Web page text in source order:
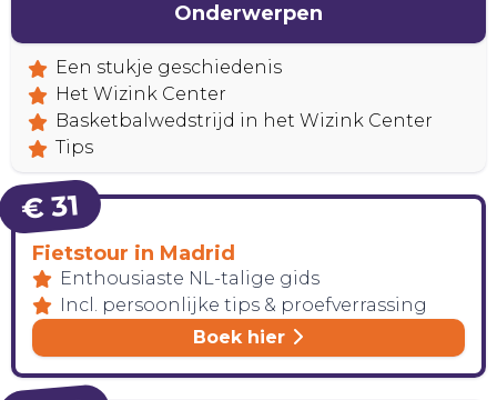
Onderwerpen
Een stukje geschiedenis
Het Wizink Center
Basketbalwedstrijd in het Wizink Center
Tips
€ 31
Fietstour in Madrid
Enthousiaste NL-talige gids
Incl. persoonlijke tips & proefverrassing
Boek hier